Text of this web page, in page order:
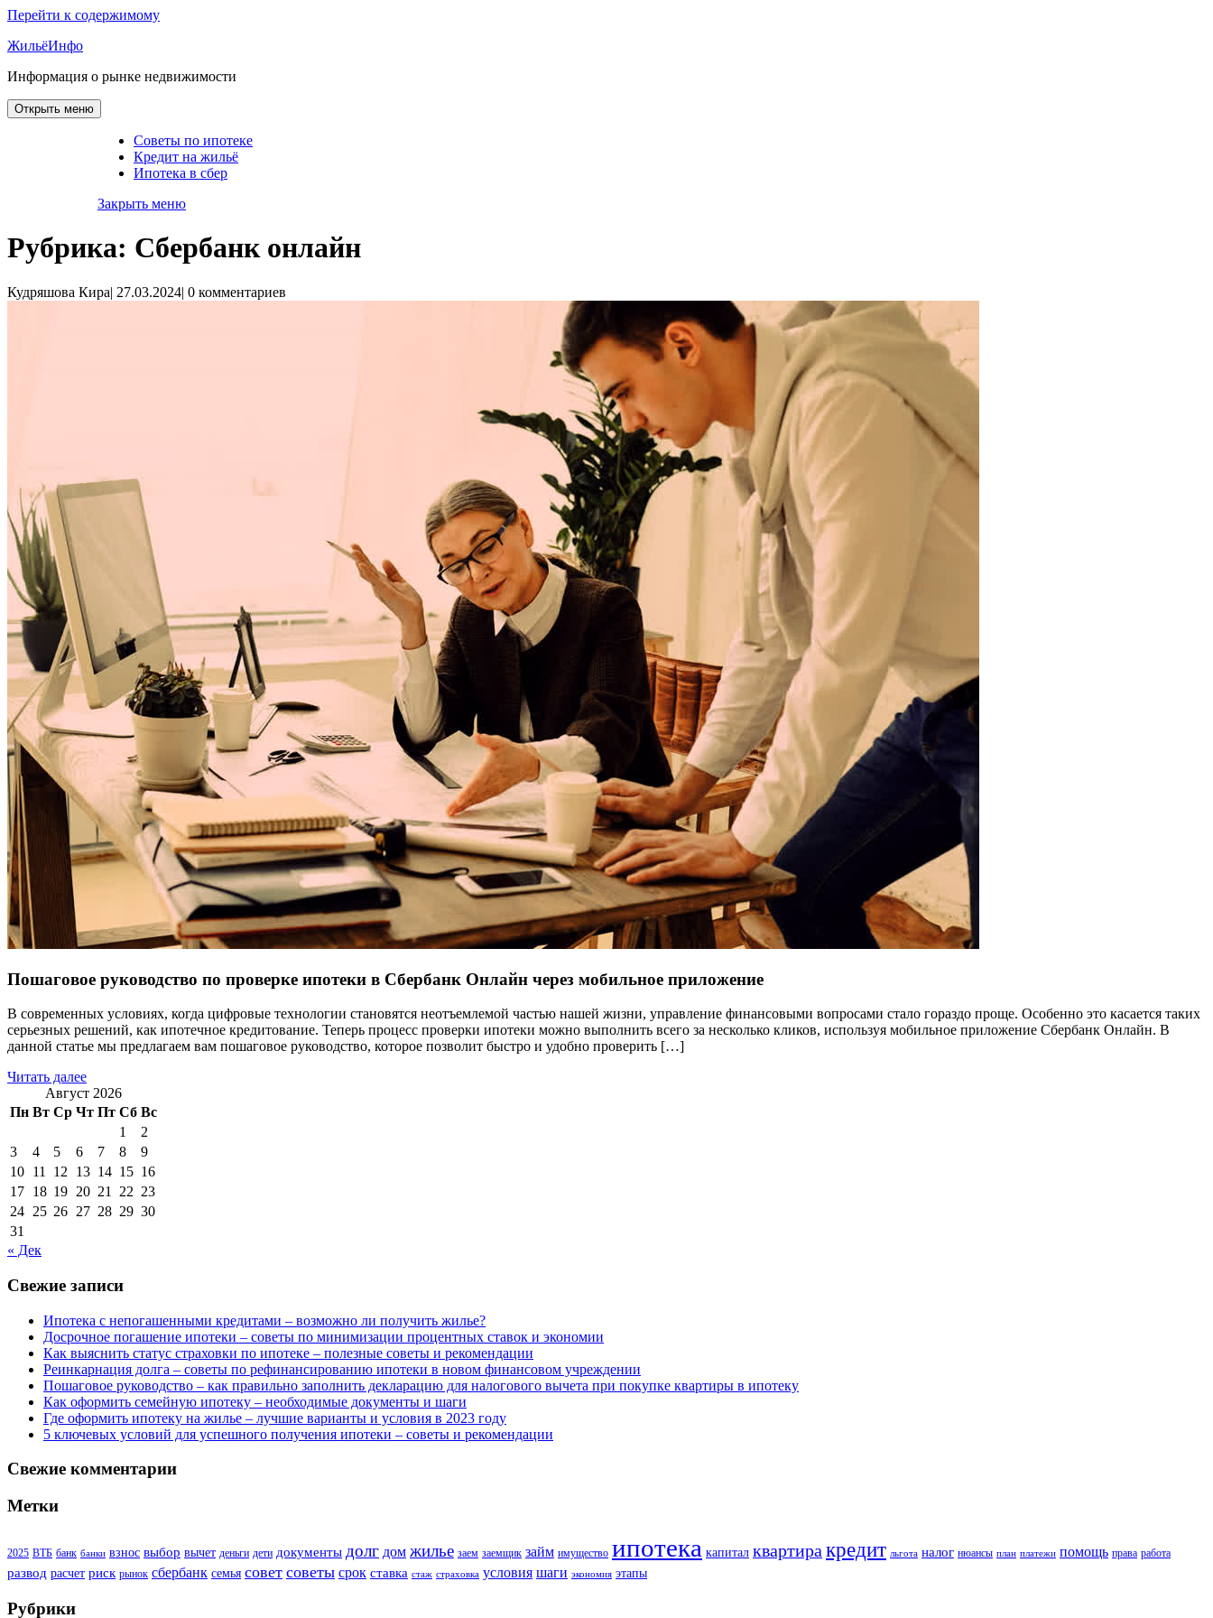
Перейти к содержимому
ЖильёИнфо
Информация о рынке недвижимости
Открыть меню
Советы по ипотеке
Кредит на жильё
Ипотека в сбер
Закрыть меню
Рубрика: Сбербанк онлайн
Кудряшова Кира| 27.03.2024| 0 комментариев
Пошаговое руководство по проверке ипотеки в Сбербанк Онлайн через мобильное приложение
В современных условиях, когда цифровые технологии становятся неотъемлемой частью нашей жизни, управление финансовыми вопросами стало гораздо проще. Особенно это касается таких
серьезных решений, как ипотечное кредитование. Теперь процесс проверки ипотеки можно выполнить всего за несколько кликов, используя мобильное приложение Сбербанк Онлайн. В
данной статье мы предлагаем вам пошаговое руководство, которое позволит быстро и удобно проверить […]
Читать далее
Август 2026
Пн Вт Ср Чт Пт Сб Вс
1
2
3
4 5 6 7 8
9
10 11 12 13 14 15 16
17 18 19 20 21 22 23
24 25 26 27 28 29 30
31
« Дек
Свежие записи
Ипотека с непогашенными кредитами – возможно ли получить жилье?
Досрочное погашение ипотеки – советы по минимизации процентных ставок и экономии
Как выяснить статус страховки по ипотеке – полезные советы и рекомендации
Реинкарнация долга – советы по рефинансированию ипотеки в новом финансовом учреждении
Пошаговое руководство – как правильно заполнить декларацию для налогового вычета при покупке квартиры в ипотеку
Как оформить семейную ипотеку – необходимые документы и шаги
Где оформить ипотеку на жилье – лучшие варианты и условия в 2023 году
5 ключевых условий для успешного получения ипотеки – советы и рекомендации
Свежие комментарии
Метки
2025 ВТБ банк банки взнос выбор вычет деньги дети документы долг дом жилье заем заемщик займ имущество ипотека капитал квартира кредит льгота налог нюансы план платежи помощь права работа
развод расчет риск рынок сбербанк семья совет советы срок ставка стаж страховка условия шаги экономия этапы
Рубрики